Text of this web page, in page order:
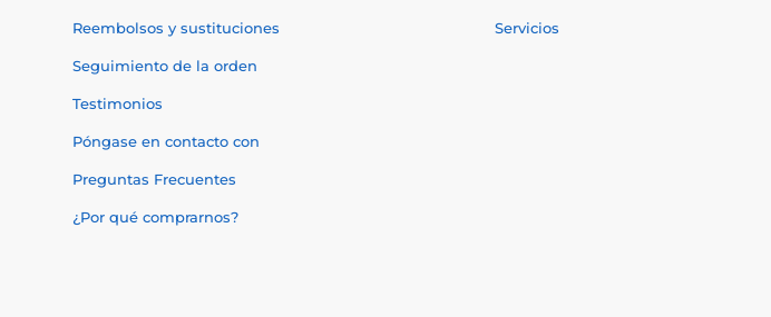
Reembolsos y sustituciones
Seguimiento de la orden
Testimonios
Póngase en contacto con
Preguntas Frecuentes
¿Por qué comprarnos?
Servicios